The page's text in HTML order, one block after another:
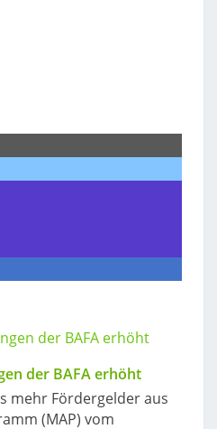
der BAFA erhöht
mehr Fördergelder aus
(MAP) vom